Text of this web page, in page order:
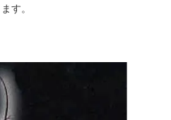
す。